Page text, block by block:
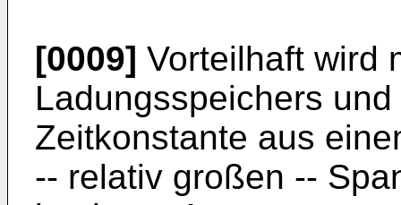
[0009] Vorteilhaft wird
Ladungsspeichers
Zeitkonstante aus
-- relativ großen --